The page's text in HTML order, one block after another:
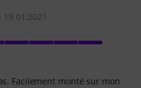
Facilement monté sur mon